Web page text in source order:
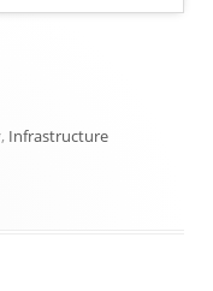
, Infrastructure